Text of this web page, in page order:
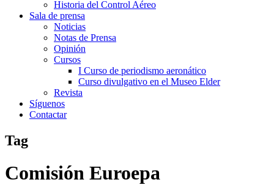
Historia del Control Aéreo
Sala de prensa
Noticias
Notas de Prensa
Opinión
Cursos
I Curso de periodismo aeronático
Curso divulgativo en el Museo Elder
Revista
Síguenos
Contactar
Tag
Comisión Euroepa